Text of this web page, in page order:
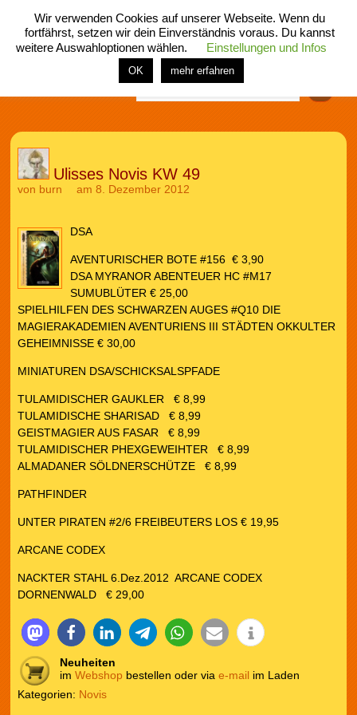
menü
home rubrik buch comic spiel fotos shop
Ulisses Novis KW 49
von burn am 8. Dezember 2012
DSA
AVENTURISCHER BOTE #156 € 3,90
DSA MYRANOR ABENTEUER HC #M17
SUMUBLÜTER € 25,00
SPIELHILFEN DES SCHWARZEN AUGES #Q10 DIE
MAGIERAKADEMIEN AVENTURIENS III STÄDTEN OKKULTER
GEHEIMNISSE € 30,00
MINIATUREN DSA/SCHICKSALSPFADE
TULAMIDISCHER GAUKLER € 8,99
TULAMIDISCHE SHARISAD € 8,99
GEISTMAGIER AUS FASAR € 8,99
TULAMIDISCHER PHEXGEWEIHTER € 8,99
ALMADANER SÖLDNERSCHÜTZE € 8,99
PATHFINDER
UNTER PIRATEN #2/6 FREIBEUTERS LOS € 19,95
ARCANE CODEX
NACKTER STAHL 6.Dez.2012 ARCANE CODEX
DORNENWALD € 29,00
Neuheiten
im Webshop bestellen oder via e-mail im Laden
Kategorien: Novis
Wir verwenden Cookies auf unserer Webseite. Wenn du
fortfährst, setzen wir dein Einverständnis voraus. Du kannst
weitere Auswahloptionen wählen.
Einstellungen und Infos
OK mehr erfahren